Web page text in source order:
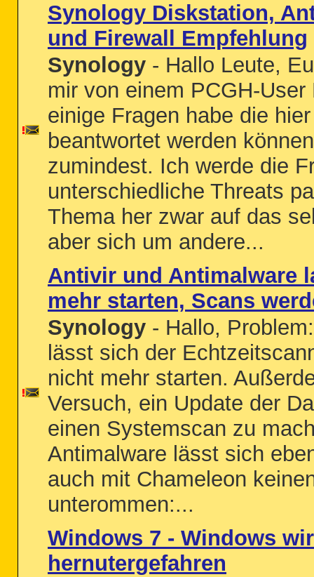
Synology Diskstation,
und Firewall Empfehlung
Synology - Hallo Leute,
mir von einem PCGH-
einige Fragen habe die
beantwortet werden
zumindest. Ich werde die
unterschiedliche Threats
Thema her zwar auf das
aber sich um andere...
Antivir und Antimalware
mehr starten, Scans
Synology - Hallo,
lässt sich der
nicht mehr starten.
Versuch, ein Update der
einen Systemscan zu
Antimalware lässt sich
auch mit Chameleon
unterommen:...
Windows 7 - Windows
hernutergefahren